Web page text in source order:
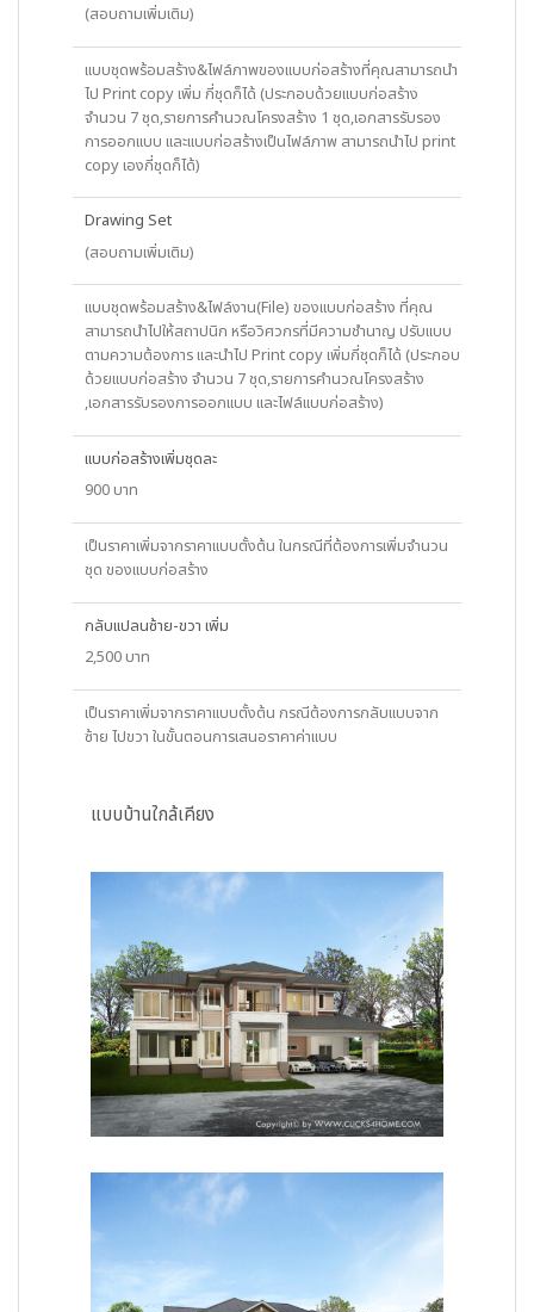
(สอบถามเพิ่มเติม)
แบบชุดพร้อมสร้าง&ไฟล์ภาพของแบบก่อสร้างที่คุณสามารถนำ
ไป Print copy เพิ่ม กี่ชุดก็ได้ (ประกอบด้วยแบบก่อสร้าง
จำนวน 7 ชุด,รายการคำนวณโครงสร้าง 1 ชุด,เอกสารรับรอง
การออกแบบ และแบบก่อสร้างเป็นไฟล์ภาพ สามารถนำไป print
copy เองกี่ชุดก็ได้)
Drawing Set
(สอบถามเพิ่มเติม)
แบบชุดพร้อมสร้าง&ไฟล์งาน(File) ของแบบก่อสร้าง ที่คุณ
สามารถนำไปให้สถาปนิก หรือวิศวกรที่มีความชำนาญ ปรับแบบ
ตามความต้องการ และนำไป Print copy เพิ่มกี่ชุดก็ได้ (ประกอบ
ด้วยแบบก่อสร้าง จำนวน 7 ชุด,รายการคำนวณโครงสร้าง
,เอกสารรับรองการออกแบบ และไฟล์แบบก่อสร้าง)
แบบก่อสร้างเพิ่มชุดละ
900 บาท
เป็นราคาเพิ่มจากราคาแบบตั้งต้น ในกรณีที่ต้องการเพิ่มจำนวน
ชุด ของแบบก่อสร้าง
กลับแปลนซ้าย-ขวา เพิ่ม
2,500 บาท
เป็นราคาเพิ่มจากราคาแบบตั้งต้น กรณีต้องการกลับแบบจาก
ซ้าย ไปขวา ในขั้นตอนการเสนอราคาค่าแบบ
แบบบ้านใกล้เคียง